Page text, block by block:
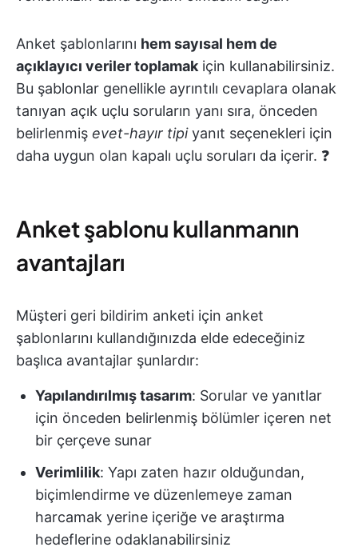
Anket şablonlarını hem sayısal hem de
açıklayıcı veriler toplamak için kullanabilirsiniz.
Bu şablonlar genellikle ayrıntılı cevaplara olanak
tanıyan açık uçlu soruların yanı sıra, önceden
belirlenmiş evet-hayır tipiyanıt seçenekleri için
daha uygun olan kapalı uçlu soruları da içerir. ❓
Anket şablonu kullanmanın
avantajları
Müşteri geri bildirim anketi için anket
şablonlarını kullandığınızda elde edeceğiniz
başlıca avantajlar şunlardır:
Yapılandırılmış tasarım: Sorular ve yanıtlar
için önceden belirlenmiş bölümler içeren net
bir çerçeve sunar
Verimlilik: Yapı zaten hazır olduğundan,
biçimlendirme ve düzenlemeye zaman
harcamak yerine içeriğe ve araştırma
hedeflerine odaklanabilirsiniz